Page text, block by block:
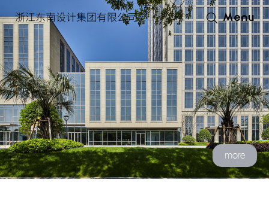
浙江东南设计集团有限公司 Menu
more